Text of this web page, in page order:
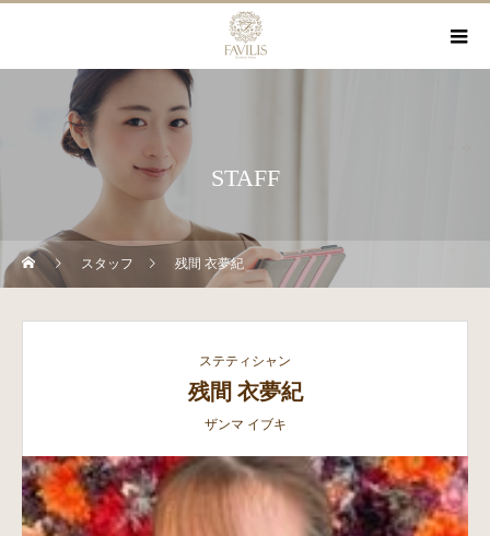
STAFF
スタッフ 残間 衣夢紀
ステティシャン
残間 衣夢紀
ザンマ イブキ